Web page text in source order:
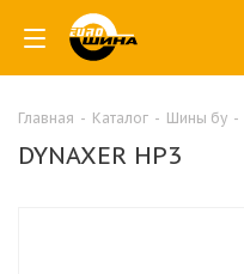
Главная - Каталог - Шины бу -
DYNAXER HP3